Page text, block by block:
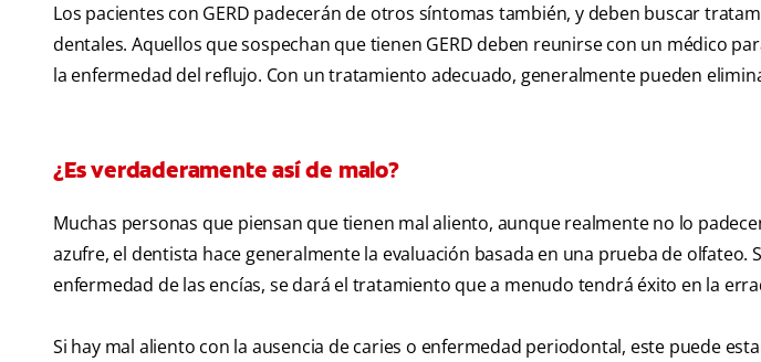
Los pacientes con GERD padecerán de otros síntomas también, y deben buscar
dentales. Aquellos que sospechan que tienen GERD deben reunirse con un médico
la enfermedad del reflujo. Con un tratamiento adecuado, generalmente pueden
¿Es verdaderamente así de malo?
Muchas personas que piensan que tienen mal aliento, aunque realmente no lo
azufre, el dentista hace generalmente la evaluación basada en una prueba de olfateo.
enfermedad de las encías, se dará el tratamiento que a menudo tendrá éxito en la
Si hay mal aliento con la ausencia de caries o enfermedad periodontal, este puede